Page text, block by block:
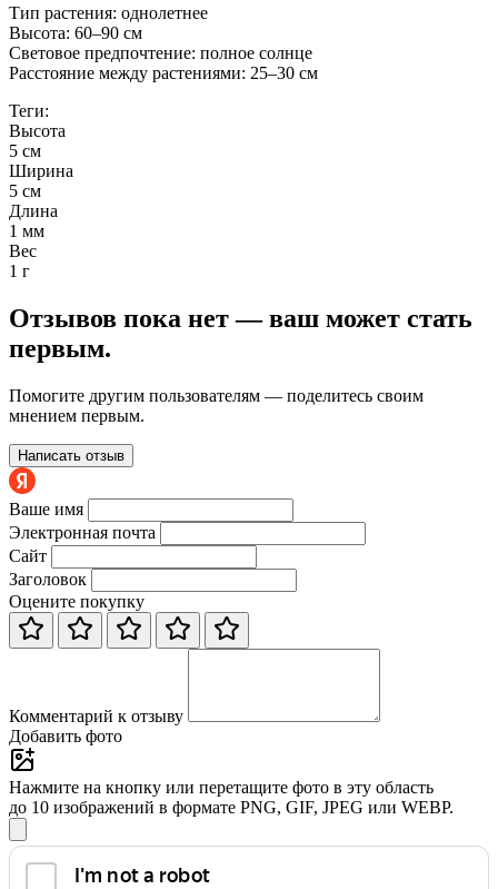
Тип растения: однолетнее
Высота: 60–90 см
Световое предпочтение: полное солнце
Расстояние между растениями: 25–30 см
Теги:
Высота
5 см
Ширина
5 см
Длина
1 мм
Вес
1 г
Отзывов пока нет — ваш может стать
первым.
Помогите другим пользователям — поделитесь своим
мнением первым.
Написать отзыв
Ваше имя
Электронная почта
Сайт
Заголовок
Оцените покупку
Комментарий к отзыву
Добавить фото
Нажмите на кнопку или перетащите фото в эту область
до 10 изображений в формате PNG, GIF, JPEG или WEBP.